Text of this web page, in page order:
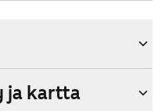
ja kartta